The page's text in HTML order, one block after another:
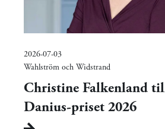
2026-07-03
Wahlström och Widstrand
Christine Falkenland
Danius-priset 2026